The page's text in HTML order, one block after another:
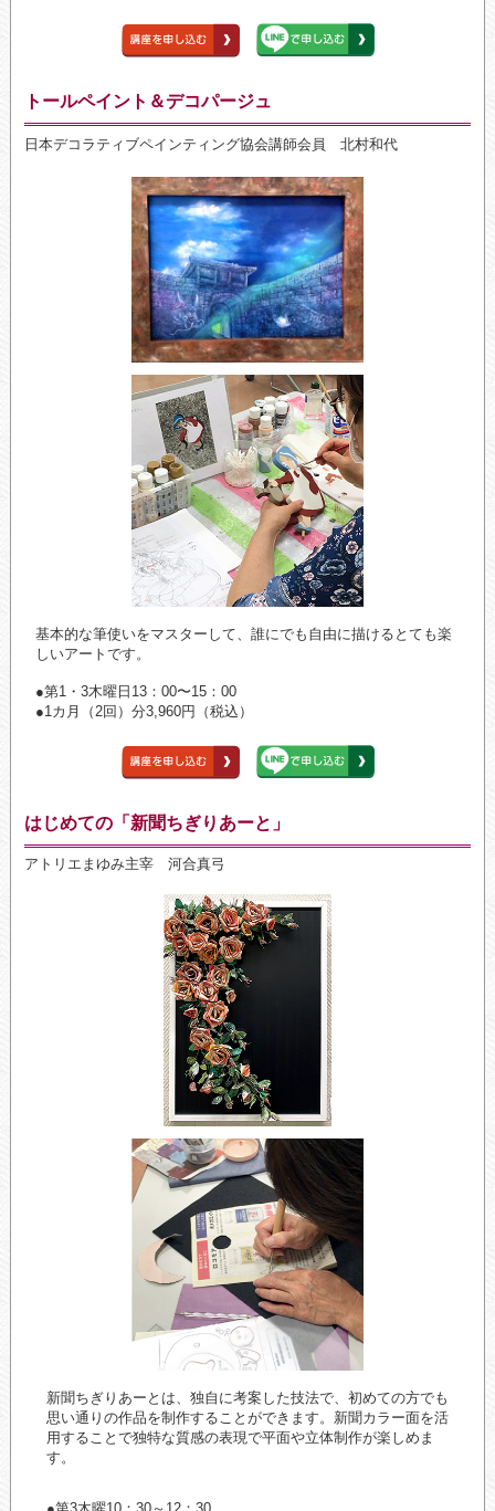
トールペイント＆デコパージュ
日本デコラティブペインティング協会講師会員 北村和代
基本的な筆使いをマスターして、誰にでも自由に描けるとても楽
しいアートです。
●第1・3木曜日13：00〜15：00
●1カ月（2回）分3,960円（税込）
はじめての「新聞ちぎりあーと」
アトリエまゆみ主宰 河合真弓
新聞ちぎりあーとは、独自に考案した技法で、初めての方でも
思い通りの作品を制作することができます。新聞カラー面を活
用することで独特な質感の表現で平面や立体制作が楽しめま
す。